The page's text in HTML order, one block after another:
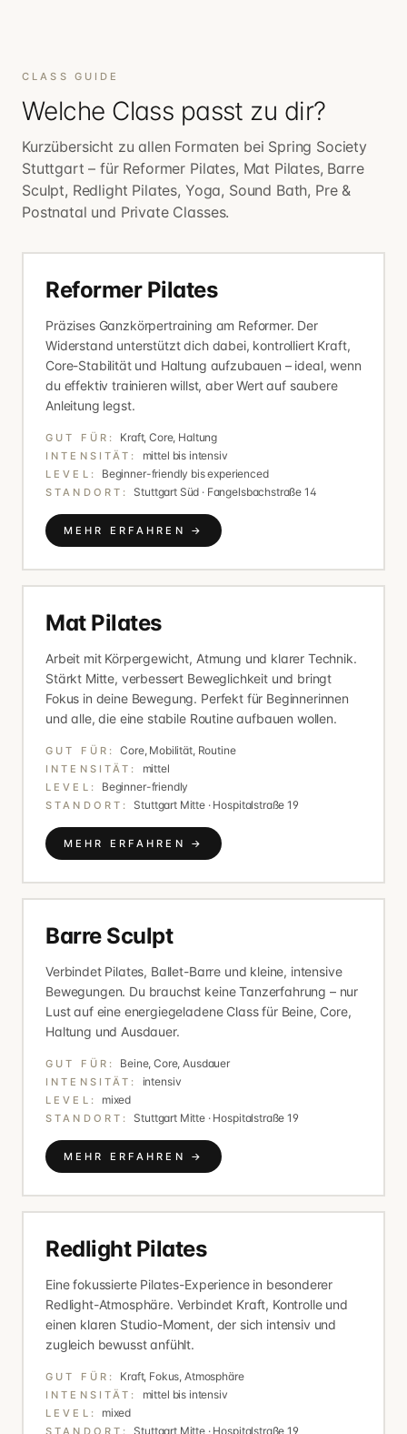
CLASS GUIDE
Welche Class passt zu dir?
Kurzübersicht zu allen Formaten bei Spring Society
Stuttgart – für Reformer Pilates, Mat Pilates, Barre
Sculpt, Redlight Pilates, Yoga, Sound Bath, Pre &
Postnatal und Private Classes.
Reformer Pilates
Präzises Ganzkörpertraining am Reformer. Der
Widerstand unterstützt dich dabei, kontrolliert Kraft,
Core-Stabilität und Haltung aufzubauen – ideal, wenn
du effektiv trainieren willst, aber Wert auf saubere
Anleitung legst.
GUT FÜR: Kraft, Core, Haltung
INTENSITÄT: mittel bis intensiv
LEVEL: Beginner-friendly bis experienced
STANDORT: Stuttgart Süd · Fangelsbachstraße 14
MEHR ERFAHREN →
Mat Pilates
Arbeit mit Körpergewicht, Atmung und klarer Technik.
Stärkt Mitte, verbessert Beweglichkeit und bringt
Fokus in deine Bewegung. Perfekt für Beginnerinnen
und alle, die eine stabile Routine aufbauen wollen.
GUT FÜR:Core, Mobilität, Routine
INTENSITÄT: mittel
LEVEL: Beginner-friendly
STANDORT: Stuttgart Mitte · Hospitalstraße 19
MEHR ERFAHREN →
Barre Sculpt
Verbindet Pilates, Ballet-Barre und kleine, intensive
Bewegungen. Du brauchst keine Tanzerfahrung – nur
Lust auf eine energiegeladene Class für Beine, Core,
Haltung und Ausdauer.
GUT FÜR: Beine, Core, Ausdauer
INTENSITÄT: intensiv
LEVEL: mixed
STANDORT: Stuttgart Mitte · Hospitalstraße 19
MEHR ERFAHREN →
Redlight Pilates
Eine fokussierte Pilates-Experience in besonderer
Redlight-Atmosphäre. Verbindet Kraft, Kontrolle und
einen klaren Studio-Moment, der sich intensiv und
zugleich bewusst anfühlt.
GUT FÜR: Kraft, Fokus, Atmosphäre
INTENSITÄT: mittel bis intensiv
LEVEL: mixed
STANDORT: Stuttgart Mitte · Hospitalstraße 19